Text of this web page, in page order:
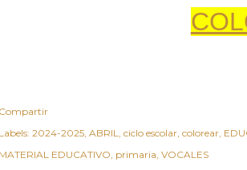
2024-2025 ABRIL ciclo escolar colorear
EDUCATIVO primaria VOCALES